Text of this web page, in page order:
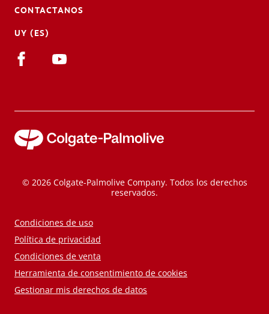
CONTACTANOS
UY (ES)
© 2026 Colgate-Palmolive Company. Todos los derechos
reservados.
Condiciones de uso
Política de privacidad
Condiciones de venta
Herramienta de consentimiento de cookies
Gestionar mis derechos de datos